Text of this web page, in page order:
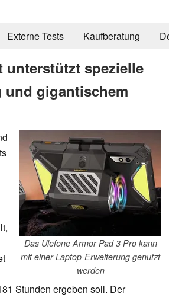
Externe Tests Kaufberatung
unterstützt spezielle
und gigantischem
Das Ulefone Armor Pad 3 Pro kann
mit einer Laptop-Erweiterung genutzt
werden
Stunden ergeben soll. Der